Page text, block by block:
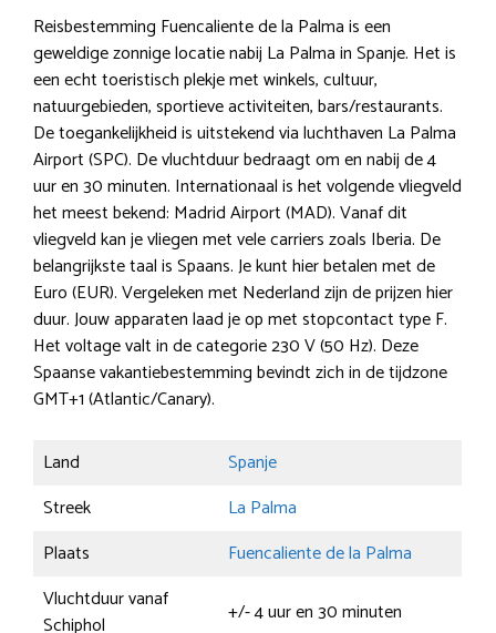
Reisbestemming Fuencaliente de la Palma is een
geweldige zonnige locatie nabij La Palma in Spanje. Het is
een echt toeristisch plekje met winkels, cultuur,
natuurgebieden, sportieve activiteiten, bars/restaurants.
De toegankelijkheid is uitstekend via luchthaven La Palma
Airport (SPC). De vluchtduur bedraagt om en nabij de 4
uur en 30 minuten. Internationaal is het volgende vliegveld
het meest bekend: Madrid Airport (MAD). Vanaf dit
vliegveld kan je vliegen met vele carriers zoals Iberia. De
belangrijkste taal is Spaans. Je kunt hier betalen met de
Euro (EUR). Vergeleken met Nederland zijn de prijzen hier
duur. Jouw apparaten laad je op met stopcontact type F.
Het voltage valt in de categorie 230 V (50 Hz). Deze
Spaanse vakantiebestemming bevindt zich in de tijdzone
GMT+1 (Atlantic/Canary).
Land
Spanje
Streek
La Palma
Plaats
Fuencaliente de la Palma
Vluchtduur vanaf
Schiphol
+/- 4 uur en 30 minuten